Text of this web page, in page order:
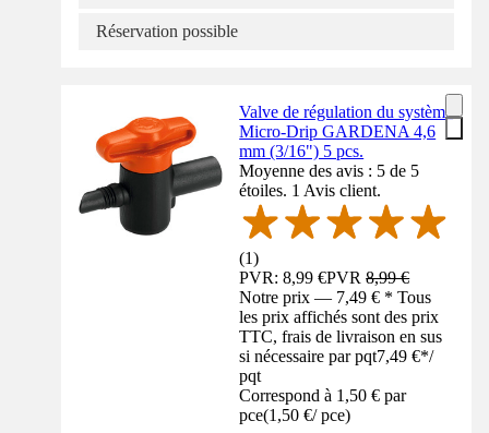
Réservation possible
Valve de régulation du système
Micro-Drip GARDENA 4,6
mm (3/16") 5 pcs.
Moyenne des avis : 5 de 5
étoiles. 1 Avis client.
(1)
PVR: 8,99 €PVR8,99 €
Notre prix — 7,49 € * Tous
les prix affichés sont des prix
TTC, frais de livraison en sus
si nécessaire par pqt7,49 €*/
pqt
Correspond à 1,50 € par
pce(1,50 €/ pce)